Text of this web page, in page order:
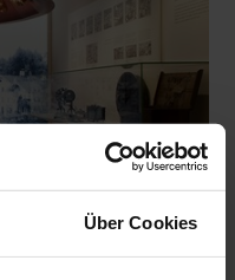
Über Cookies